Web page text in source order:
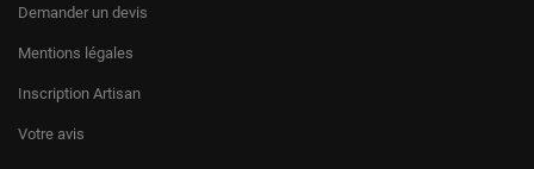
Demander un devis
Mentions légales
Inscription Artisan
Votre avis